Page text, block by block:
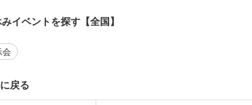
イベントを探す【全国】
会
戻る